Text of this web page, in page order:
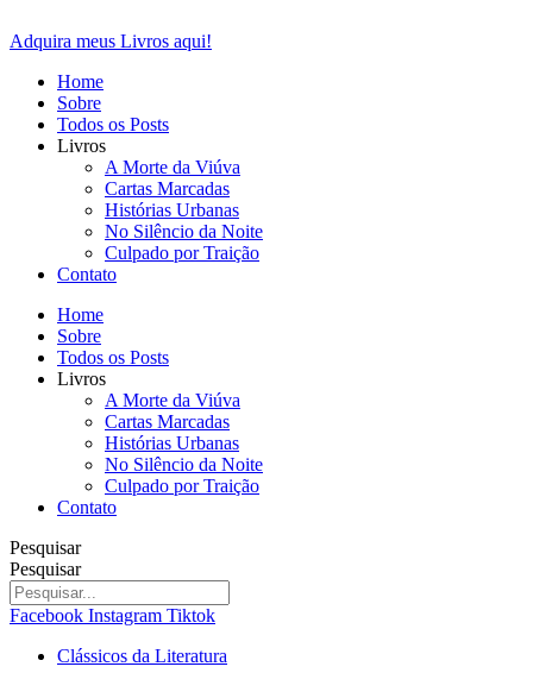
para
conteúdo
Adquira meus Livros aqui!
Home
Sobre
Todos os Posts
Livros
A Morte da Viúva
Cartas Marcadas
Histórias Urbanas
No Silêncio da Noite
Culpado por Traição
Contato
Home
Sobre
Todos os Posts
Livros
A Morte da Viúva
Cartas Marcadas
Histórias Urbanas
No Silêncio da Noite
Culpado por Traição
Contato
Pesquisar
Pesquisar
Facebook Instagram Tiktok
Clássicos da Literatura